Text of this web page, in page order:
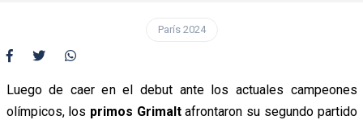
París 2024
Luego de caer en el debut ante los actuales campeones
olímpicos, los primos Grimaltafrontaron su segundo partido